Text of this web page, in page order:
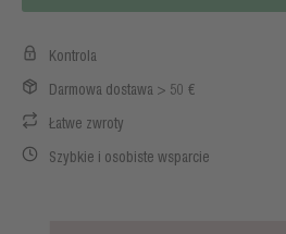
Kontrola
Darmowa dostawa > 50 €
Łatwe zwroty
Szybkie i osobiste wsparcie